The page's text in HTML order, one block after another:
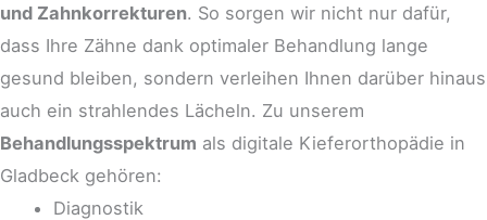
und Zahnkorrekturen. So sorgen wir nicht nur dafür,
dass Ihre Zähne dank optimaler Behandlung lange
gesund bleiben, sondern verleihen Ihnen darüber hinaus
auch ein strahlendes Lächeln. Zu unserem
Behandlungsspektrum als digitale Kieferorthopädie in
Gladbeck gehören:
Diagnostik